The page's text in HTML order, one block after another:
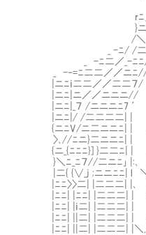
`ト . ／ ｣
rﾆ｣ | `T´ |
}ニ{ | / |ﾆc
/＼{〔 ｝ / _｣
_ -ﾆ/ /二７7 ,｢｛
_ -ﾆ二／_-ﾆﾆ// | |二
_ -‐=ﾆ二二／／ニﾆ//`.
|ニﾆｉ二二／／二二７/
|ニﾆ|ニ／／ニニニ// { }
|ニﾆ|_７ /ニニニﾆ7 ′ ＼
|ニﾆ|/ /二二二二| | // |
{ニﾆV/ニ二ニニﾆ| | ､//
〉､//ﾆニ}二ニニﾆ| | { {
{ニ_{ﾆﾆﾆ}] }二二ﾆ| | // //
}＼ﾆ_ﾆ７//二ニﾆ｣ |:､ { { ,
|二{ {∨_j ;ニニﾆﾆ| l ＼{ {
|ﾆﾆ〉〉二| |二二二| |､
|ﾆﾆ| |ﾆﾆ| |二二二| |
|ﾆﾆ| |ｉ二| |二二二|
|ﾆﾆ| ||二| |二二二|
|ﾆﾆ| ||二| |二二二| |